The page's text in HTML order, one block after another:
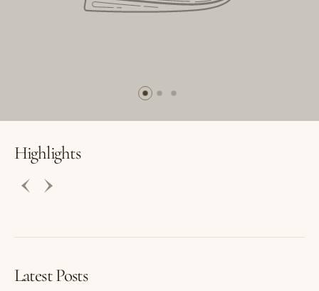
BUTTON LABELBUTTON LABEL
Highlights
Latest Posts